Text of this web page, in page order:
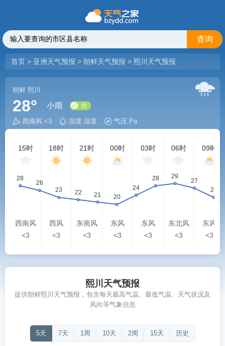
查询
首页 > 亚洲天气预报 > 朝鲜天气预报 > 熙川天气预报
朝鲜 熙川
28° 小雨
西南风 <3 湿度 湿度 气压 Pa
15时
西南风
<3
18时
西风
<3
21时
东南风
<3
00时
东风
<3
03时
东风
<3
06时
东北风
<3
09时
东风
<3
熙川天气预报
提供朝鲜熙川天气预报，包含每天最高气温、最低气温、天气状况及
风向等气象信息
5天 7天 1周 10天 2周 15天 历史